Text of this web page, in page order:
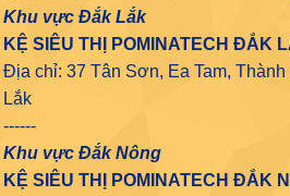
Khu vực Đắk Lắk
KỆ SIÊU THỊ POMINATECH ĐẮK
Địa chỉ: 37 Tân Sơn, Ea Tam,
Lắk
------
Khu vực Đắk Nông
KỆ SIÊU THỊ POMINATECH ĐẮK